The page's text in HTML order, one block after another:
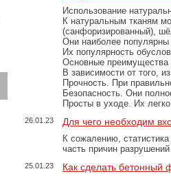
Использование
К натуральным тканям
(санфоризированный),
Они наиболее популярны
Их популярность
Основные преимущества
В зависимости от того,
Прочность. При
Безопасность. Они
Просты в уходе. Их
26.01.23 Для чего необходим
К сожалению,
часть причин
25.01.23 Как сделать бетонный